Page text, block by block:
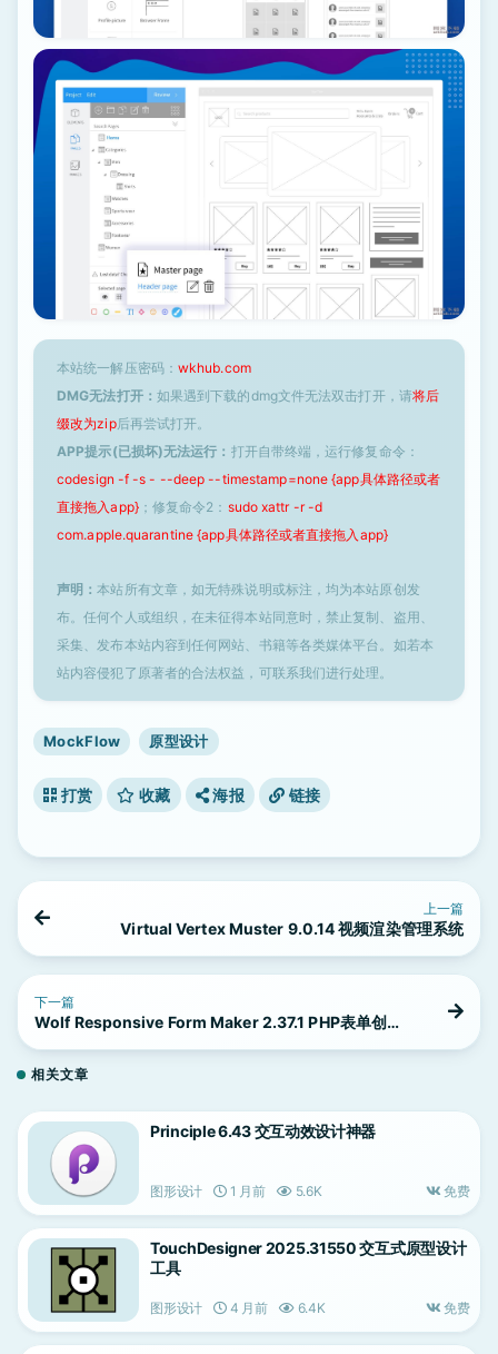
本站统一解压密码： wkhub.com
DMG无法打开： 如果遇到下载的dmg文件无法双击打开，请将后
缀改为zip后再尝试打开。
APP提示(已损坏)无法运行： 打开自带终端，运行修复命令：
codesign -f -s - --deep --timestamp=none {app具体路径或者
直接拖入app}；修复命令2： sudo xattr -r -d
com.apple.quarantine {app具体路径或者直接拖入app}
声明：本站所有文章，如无特殊说明或标注，均为本站原创发
布。任何个人或组织，在未征得本站同意时，禁止复制、盗用、
采集、发布本站内容到任何网站、书籍等各类媒体平台。如若本
站内容侵犯了原著者的合法权益，可联系我们进行处理。
MockFlow 原型设计
打赏 收藏 海报 链接
上一篇
Virtual Vertex Muster 9.0.14 视频渲染管理系统
下一篇
Wolf Responsive Form Maker 2.37.1 PHP表单创建
相关文章
Principle 6.43 交互动效设计神器
图形设计 1 月前 5.6K 免费
TouchDesigner 2025.31550 交互式原型设计
工具
图形设计 4 月前 6.4K 免费